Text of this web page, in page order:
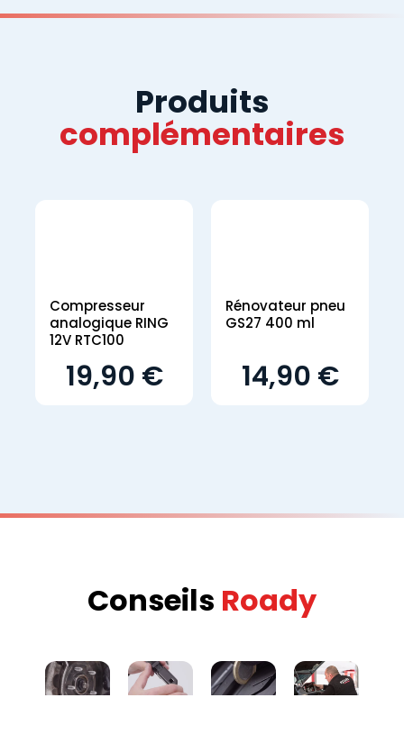
Produits
complémentaires
Compresseur
analogique RING
12V RTC100
19,90 €
Rénovateur pneu
GS27 400 ml
14,90 €
Conseils Roady